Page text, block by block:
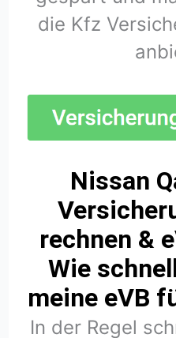
die Kfz
Nissan
rechnen &
Wie
meine eVB
In der Regel